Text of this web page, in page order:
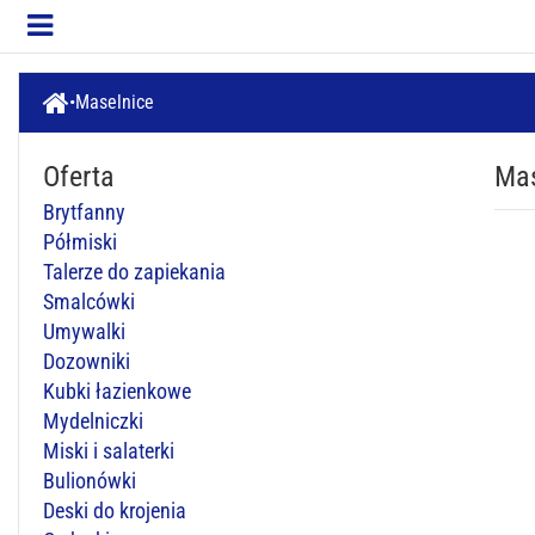
Maselnice
Oferta
Brytfanny
Półmiski
Talerze do zapiekania
Smalcówki
Umywalki
Dozowniki
Kubki łazienkowe
Mydelniczki
Miski i salaterki
Bulionówki
Deski do krojenia